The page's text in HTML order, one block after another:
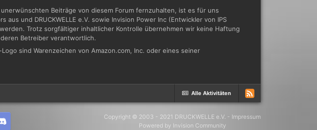
Beiträge von diesem Forum fernzuhalten, ist es für uns
und DRUCKWELLE e.V. sowie Invision Power Inc (Entwickler von IPS
Trotz sorgfältiger inhaltlicher Kontrolle übernehmen wir keine Haftung
Betreiber verantwortlich.
sind Warenzeichen von Amazon.com, Inc. oder eines seiner
Alle Aktivitäten
Copyright © 2003 - 2021 DRUCKWELLE e.V. - Impressum
Powered by Invision Community